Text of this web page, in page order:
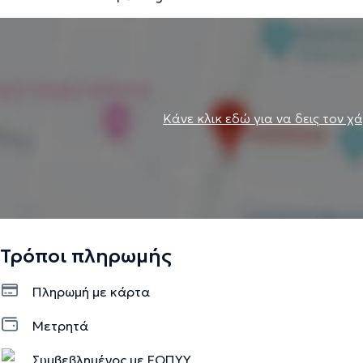
Κάνε κλικ εδώ για να δεις τον
Τρόποι πληρωμής
Πληρωμή με κάρτα
Μετρητά